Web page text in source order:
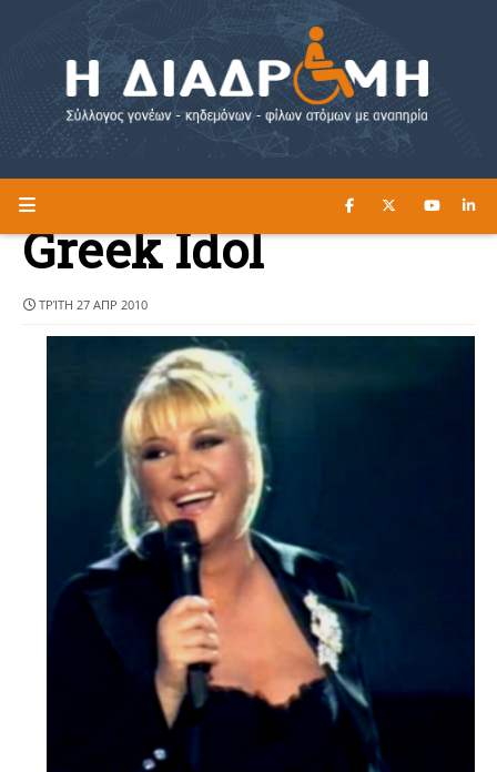
Η ΔΙΑΔΡΟΜΗ ΔΙΑΒΑΣΤΕ ΕΔΩ ►
Greek Idol
ΤΡΊΤΗ 27 ΑΠΡ 2010